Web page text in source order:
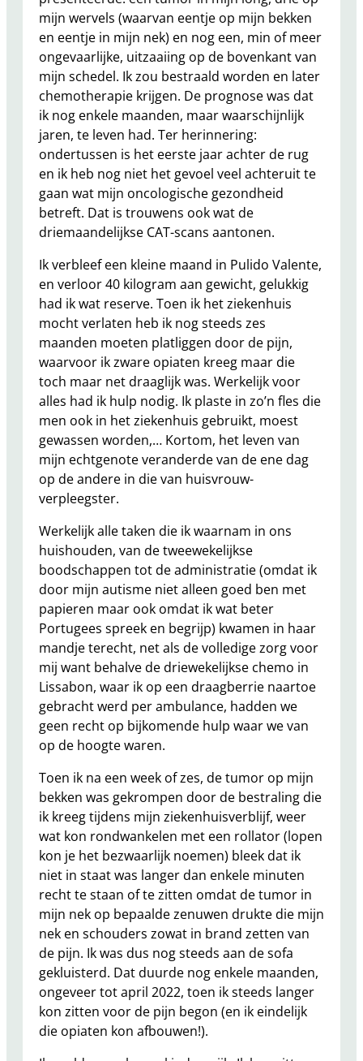
mijn wervels (waarvan eentje op mijn bekken
en eentje in mijn nek) en nog een, min of meer
ongevaarlijke, uitzaaiing op de bovenkant van
mijn schedel. Ik zou bestraald worden en later
chemotherapie krijgen. De prognose was dat
ik nog enkele maanden, maar waarschijnlijk
jaren, te leven had. Ter herinnering:
ondertussen is het eerste jaar achter de rug
en ik heb nog niet het gevoel veel achteruit te
gaan wat mijn oncologische gezondheid
betreft. Dat is trouwens ook wat de
driemaandelijkse CAT-scans aantonen.
Ik verbleef een kleine maand in Pulido Valente,
en verloor 40 kilogram aan gewicht, gelukkig
had ik wat reserve. Toen ik het ziekenhuis
mocht verlaten heb ik nog steeds zes
maanden moeten platliggen door de pijn,
waarvoor ik zware opiaten kreeg maar die
toch maar net draaglijk was. Werkelijk voor
alles had ik hulp nodig. Ik plaste in zo’n fles die
men ook in het ziekenhuis gebruikt, moest
gewassen worden,… Kortom, het leven van
mijn echtgenote veranderde van de ene dag
op de andere in die van huisvrouw-
verpleegster.
Werkelijk alle taken die ik waarnam in ons
huishouden, van de tweewekelijkse
boodschappen tot de administratie (omdat ik
door mijn autisme niet alleen goed ben met
papieren maar ook omdat ik wat beter
Portugees spreek en begrijp) kwamen in haar
mandje terecht, net als de volledige zorg voor
mij want behalve de driewekelijkse chemo in
Lissabon, waar ik op een draagberrie naartoe
gebracht werd per ambulance, hadden we
geen recht op bijkomende hulp waar we van
op de hoogte waren.
Toen ik na een week of zes, de tumor op mijn
bekken was gekrompen door de bestraling die
ik kreeg tijdens mijn ziekenhuisverblijf, weer
wat kon rondwankelen met een rollator (lopen
kon je het bezwaarlijk noemen) bleek dat ik
niet in staat was langer dan enkele minuten
recht te staan of te zitten omdat de tumor in
mijn nek op bepaalde zenuwen drukte die mijn
nek en schouders zowat in brand zetten van
de pijn. Ik was dus nog steeds aan de sofa
gekluisterd. Dat duurde nog enkele maanden,
ongeveer tot april 2022, toen ik steeds langer
kon zitten voor de pijn begon (en ik eindelijk
die opiaten kon afbouwen!).